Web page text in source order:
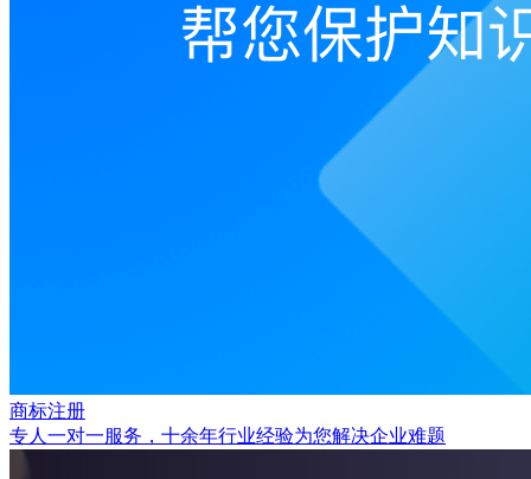
商标注册
专人一对一服务，十余年行业经验为您解决企业难题